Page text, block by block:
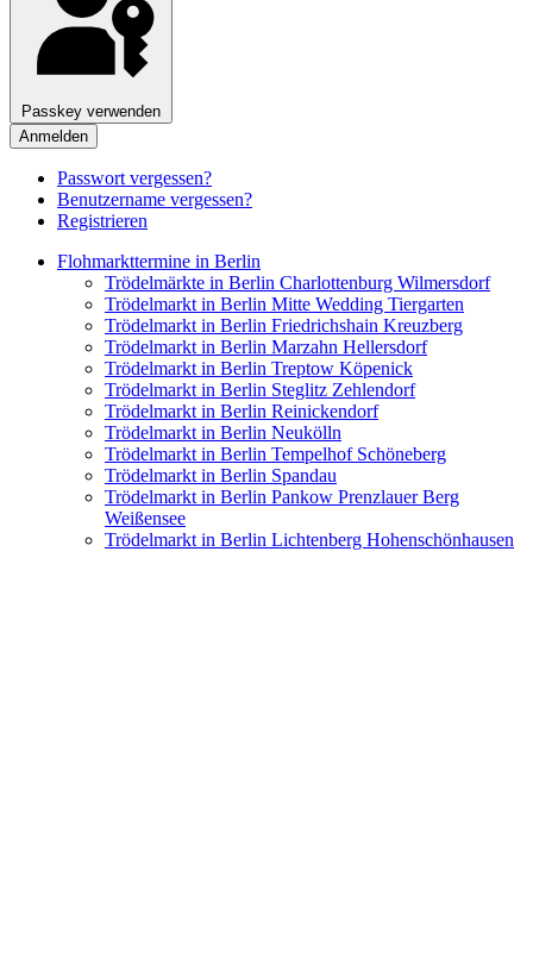
Passkey verwenden
Anmelden
Passwort vergessen?
Benutzername vergessen?
Registrieren
Flohmarkttermine in Berlin
Trödelmärkte in Berlin Charlottenburg Wilmersdorf
Trödelmarkt in Berlin Mitte Wedding Tiergarten
Trödelmarkt in Berlin Friedrichshain Kreuzberg
Trödelmarkt in Berlin Marzahn Hellersdorf
Trödelmarkt in Berlin Treptow Köpenick
Trödelmarkt in Berlin Steglitz Zehlendorf
Trödelmarkt in Berlin Reinickendorf
Trödelmarkt in Berlin Neukölln
Trödelmarkt in Berlin Tempelhof Schöneberg
Trödelmarkt in Berlin Spandau
Trödelmarkt in Berlin Pankow Prenzlauer Berg
Weißensee
Trödelmarkt in Berlin Lichtenberg Hohenschönhausen